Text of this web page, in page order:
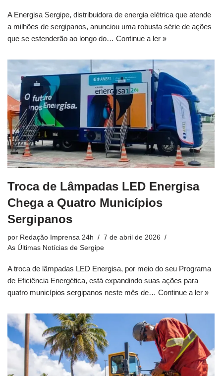
A Energisa Sergipe, distribuidora de energia elétrica que atende
a milhões de sergipanos, anunciou uma robusta série de ações
que se estenderão ao longo do… Continue a ler »
Troca de Lâmpadas LED Energisa
Chega a Quatro Municípios
Sergipanos
por Redação Imprensa 24h
7 de abril de 2026
As Últimas Notícias de Sergipe
A troca de lâmpadas LED Energisa, por meio do seu Programa
de Eficiência Energética, está expandindo suas ações para
quatro municípios sergipanos neste mês de… Continue a ler »